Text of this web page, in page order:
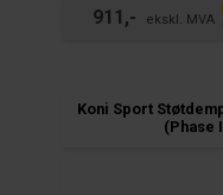
911,-
Koni Sport
(Phase